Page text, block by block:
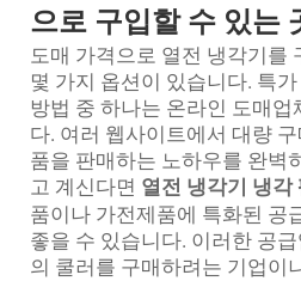
으로 구입할 수 있는
도매 가격으로 열전 냉각기를
몇 가지 옵션이 있습니다. 특
방법 중 하나는 온라인 도매업
다. 여러 웹사이트에서 대량
품을 판매하는 노하우를 완벽
고 계신다면 열전 냉각기 냉각
품이나 가전제품에 특화된 공
좋을 수 있습니다. 이러한 공
의 쿨러를 구매하려는 기업이